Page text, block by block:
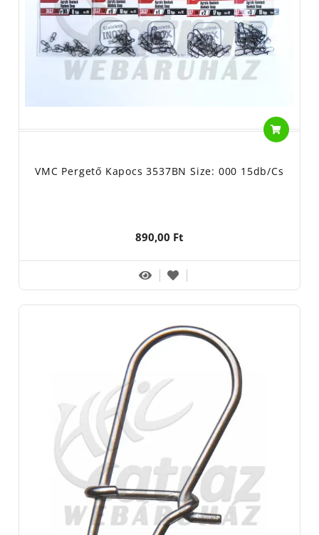
VMC Pergető Kapocs 3537BN Size: 000 15db/cs
890,00 Ft